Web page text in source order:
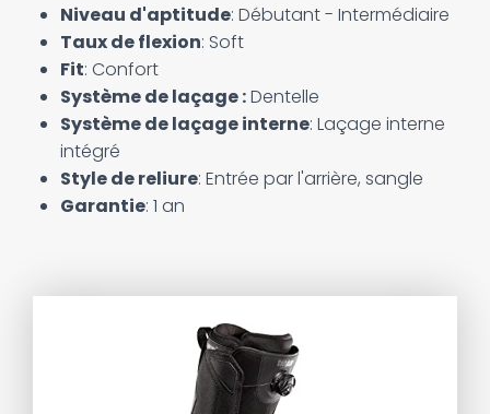
Niveau d'aptitude: Débutant - Intermédiaire
Taux de flexion: Soft
Fit: Confort
Système de laçage :Dentelle
Système de laçage interne: Laçage interne
intégré
Style de reliure: Entrée par l'arrière, sangle
Garantie: 1 an